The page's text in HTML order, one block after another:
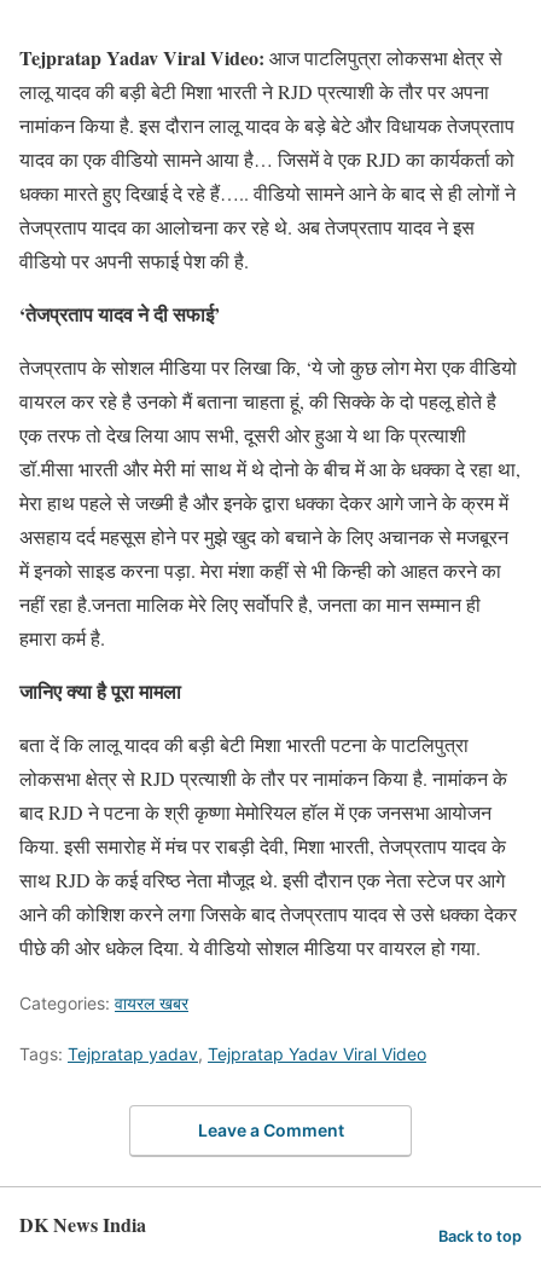
Tejpratap Yadav Viral Video: आज पाटलिपुत्रा लोकसभा क्षेत्र से
लालू यादव की बड़ी बेटी मिशा भारती ने RJD प्रत्याशी के तौर पर अपना
नामांकन किया है. इस दौरान लालू यादव के बड़े बेटे और विधायक तेजप्रताप
यादव का एक वीडियो सामने आया है… जिसमें वे एक RJD का कार्यकर्ता को
धक्का मारते हुए दिखाई दे रहे हैं….. वीडियो सामने आने के बाद से ही लोगों ने
तेजप्रताप यादव का आलोचना कर रहे थे. अब तेजप्रताप यादव ने इस
वीडियो पर अपनी सफाई पेश की है.
‘तेजप्रताप यादव ने दी सफाई’
तेजप्रताप के सोशल मीडिया पर लिखा कि, ‘ये जो कुछ लोग मेरा एक वीडियो
वायरल कर रहे है उनको मैं बताना चाहता हूं, की सिक्के के दो पहलू होते है
एक तरफ तो देख लिया आप सभी, दूसरी ओर हुआ ये था कि प्रत्याशी
डॉ.मीसा भारती और मेरी मां साथ में थे दोनो के बीच में आ के धक्का दे रहा था,
मेरा हाथ पहले से जख्मी है और इनके द्वारा धक्का देकर आगे जाने के क्रम में
असहाय दर्द महसूस होने पर मुझे खुद को बचाने के लिए अचानक से मजबूरन
में इनको साइड करना पड़ा. मेरा मंशा कहीं से भी किन्ही को आहत करने का
नहीं रहा है.जनता मालिक मेरे लिए सर्वोपरि है, जनता का मान सम्मान ही
हमारा कर्म है.
जानिए क्या है पूरा मामला
बता दें कि लालू यादव की बड़ी बेटी मिशा भारती पटना के पाटलिपुत्रा
लोकसभा क्षेत्र से RJD प्रत्याशी के तौर पर नामांकन किया है. नामांकन के
बाद RJD ने पटना के श्री कृष्णा मेमोरियल हॉल में एक जनसभा आयोजन
किया. इसी समारोह में मंच पर राबड़ी देवी, मिशा भारती, तेजप्रताप यादव के
साथ RJD के कई वरिष्ठ नेता मौजूद थे. इसी दौरान एक नेता स्टेज पर आगे
आने की कोशिश करने लगा जिसके बाद तेजप्रताप यादव से उसे धक्का देकर
पीछे की ओर धकेल दिया. ये वीडियो सोशल मीडिया पर वायरल हो गया.
Categories: वायरल खबर
Tags: Tejpratap yadav, Tejpratap Yadav Viral Video
Leave a Comment
DK News India Back to top